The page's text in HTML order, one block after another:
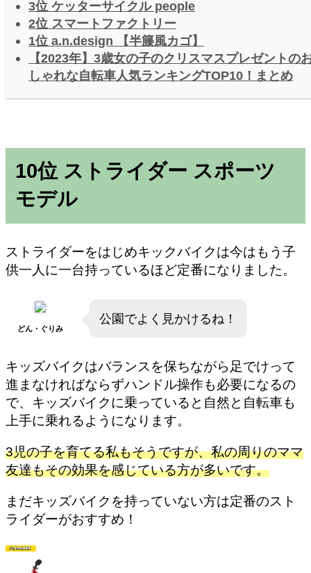
3位 ケッターサイクル people
2位 スマートファクトリー
1位 a.n.design 【半籐風カゴ】
【2023年】3歳女の子のクリスマスプレゼントの
しゃれな自転車人気ランキングTOP10！まとめ
10位 ストライダー スポーツ
モデル
ストライダーをはじめキックバイクは今はもう子
供一人に一台持っているほど定番になりました。
どん・ぐりみ
公園でよく見かけるね！
キッズバイクはバランスを保ちながら足でけって
進まなければならずハンドル操作も必要になるの
で、キッズバイクに乗っていると自然と自転車も
上手に乗れるようになります。
3児の子を育てる私もそうですが、私の周りのママ
友達もその効果を感じている方が多いです。
まだキッズバイクを持っていない方は定番のスト
ライダーがおすすめ！